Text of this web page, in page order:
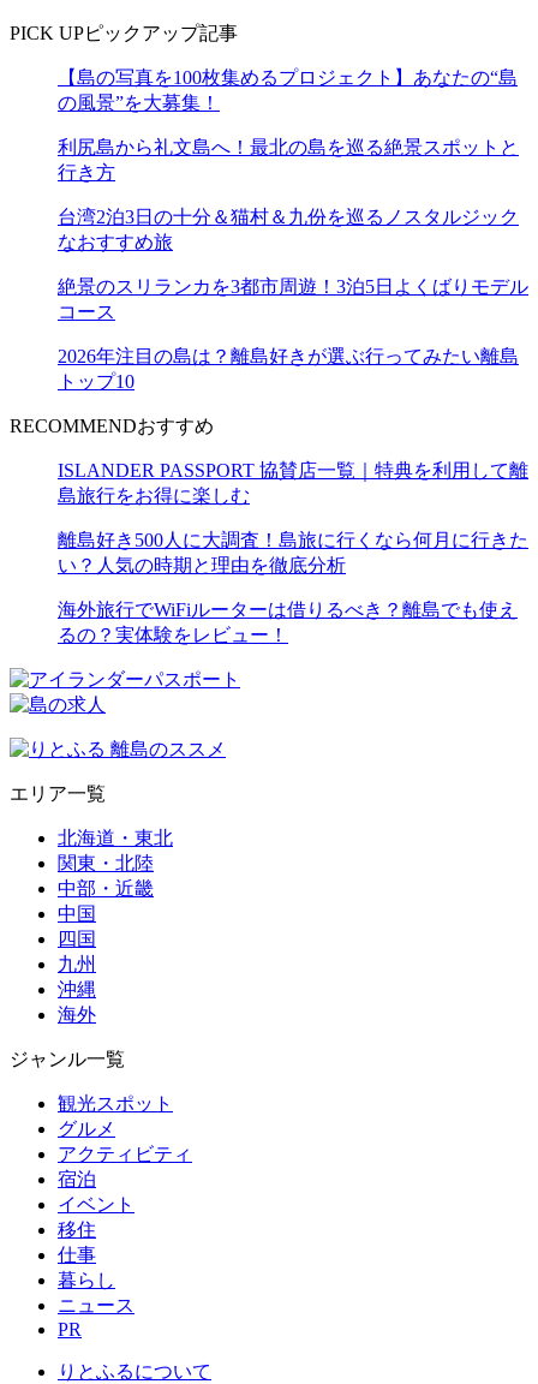
PICK UPピックアップ記事
【島の写真を100枚集めるプロジェクト】あなたの“島
の風景”を大募集！
利尻島から礼文島へ！最北の島を巡る絶景スポットと
行き方
台湾2泊3日の十分＆猫村＆九份を巡るノスタルジック
なおすすめ旅
絶景のスリランカを3都市周遊！3泊5日よくばりモデル
コース
2026年注目の島は？離島好きが選ぶ行ってみたい離島
トップ10
RECOMMENDおすすめ
ISLANDER PASSPORT 協賛店一覧｜特典を利用して離
島旅行をお得に楽しむ
離島好き500人に大調査！島旅に行くなら何月に行きた
い？人気の時期と理由を徹底分析
海外旅行でWiFiルーターは借りるべき？離島でも使え
るの？実体験をレビュー！
エリア一覧
北海道・東北
関東・北陸
中部・近畿
中国
四国
九州
沖縄
海外
ジャンル一覧
観光スポット
グルメ
アクティビティ
宿泊
イベント
移住
仕事
暮らし
ニュース
PR
りとふるについて